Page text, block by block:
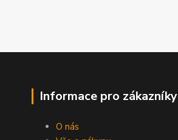
Informace pro zákazníky
O nás